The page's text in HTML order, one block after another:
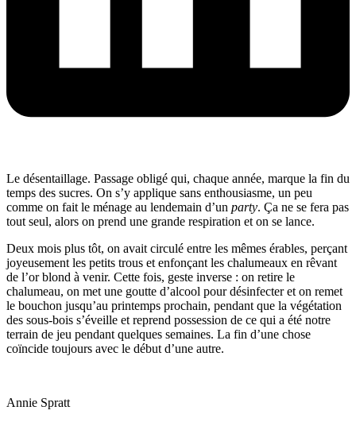
Le désentaillage. Passage obligé qui, chaque année, marque la fin du
temps des sucres. On s’y applique sans enthousiasme, un peu
comme on fait le ménage au lendemain d’un party. Ça ne se fera pas
tout seul, alors on prend une grande respiration et on se lance.
Deux mois plus tôt, on avait circulé entre les mêmes érables, perçant
joyeusement les petits trous et enfonçant les chalumeaux en rêvant
de l’or blond à venir. Cette fois, geste inverse : on retire le
chalumeau, on met une goutte d’alcool pour désinfecter et on remet
le bouchon jusqu’au printemps prochain, pendant que la végétation
des sous-bois s’éveille et reprend possession de ce qui a été notre
terrain de jeu pendant quelques semaines. La fin d’une chose
coïncide toujours avec le début d’une autre.
Annie Spratt